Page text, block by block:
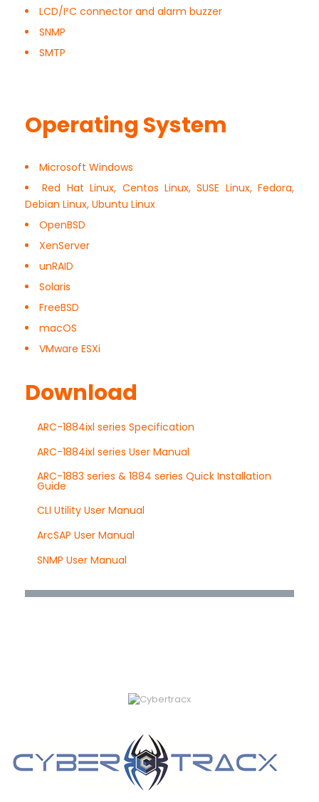
LCD/I²C connector and alarm buzzer
SNMP
SMTP
Operating System
Microsoft Windows
Red Hat Linux, Centos Linux, SUSE Linux, Fedora,
Debian Linux, Ubuntu Linux
OpenBSD
XenServer
unRAID
Solaris
FreeBSD
macOS
VMware ESXi
Download
ARC-1884ixl series Specification
ARC-1884ixl series User Manual
ARC-1883 series & 1884 series Quick Installation
Guide
CLI Utility User Manual
ArcSAP User Manual
SNMP User Manual